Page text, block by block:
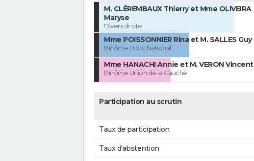
M. CLÉREMBAUX Thierry et Mme OLIVEIRA
Maryse
Divers droite
Mme POISSONNIER Rina et M. SALLES Guy
Binôme Front National
Mme HANACHI Annie et M. VERON Vincent
Binôme Union de la Gauche
Participation au scrutin
Taux de participation
Taux d'abstention